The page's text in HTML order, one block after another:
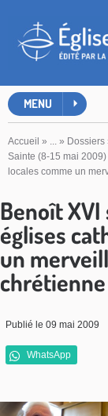
MENU
Accueil » ... » Dossiers
Sainte (8-15 mai 2009)
locales comme un
Benoît
églises
un
chrétienne
Publié le 09 mai 2009
WhatsApp